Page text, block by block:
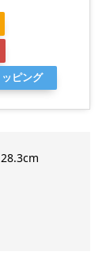
ピング